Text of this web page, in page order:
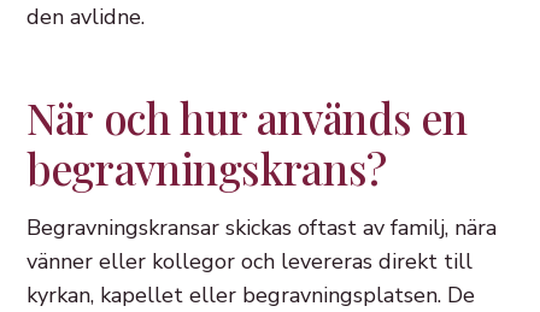
den avlidne.
När och hur används en
begravningskrans?
Begravningskransar skickas oftast av familj, nära
vänner eller kollegor och levereras direkt till
kyrkan, kapellet eller begravningsplatsen. De